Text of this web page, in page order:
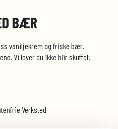
BÆR
vaniljekrem og friske bær.
Vi lover du ikke blir skuffet.
Verksted